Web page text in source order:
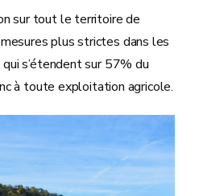
sur tout le territoire de
plus strictes dans les
qui s’étendent sur 57% du
à toute exploitation agricole.